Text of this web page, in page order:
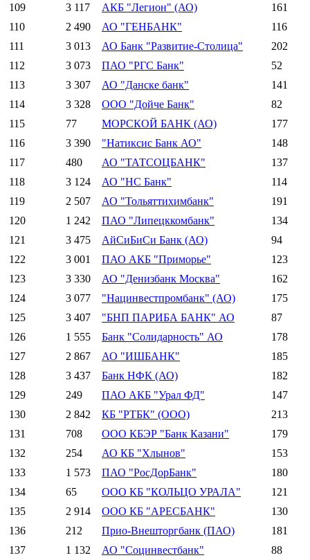
109 3 117 АКБ "Легион" (АО)
161
110
2 490 АО "ГЕНБАНК"
116
111
3 013 АО Банк "Развитие-Столица"
202
112
3 073 ПАО "РГС Банк"
52
113
3 307 АО "Данске банк"
141
114
3 328 ООО "Дойче Банк"
82
115
77 МОРСКОЙ БАНК (АО)
177
116
3 390 "Натиксис Банк АО"
148
117
480 АО "ТАТСОЦБАНК"
137
118
3 124 АО "НС Банк"
114
119
2 507 АО "Тольяттихимбанк"
191
120
1 242 ПАО "Липецккомбанк"
134
121
3 475 АйСиБиСи Банк (АО)
94
122
3 001 ПАО АКБ "Приморье"
123
123
3 330 АО "Денизбанк Москва"
162
124
3 077 "Нацинвестпромбанк" (АО)
175
125
3 407 "БНП ПАРИБА БАНК" АО
87
126
1 555 Банк "Солидарность" АО
178
127
2 867 АО "ИШБАНК"
185
128
3 437 Банк НФК (АО)
182
129
249 ПАО АКБ "Урал ФД"
147
130
2 842 КБ "РТБК" (ООО)
213
131
708 ООО КБЭР "Банк Казани"
179
132
254 АО КБ "Хлынов"
153
133
1 573 ПАО "РосДорБанк"
180
134
65 ООО КБ "КОЛЬЦО УРАЛА"
121
135
2 914 ООО КБ "АРЕСБАНК"
130
136
212 Прио-Внешторгбанк (ПАО)
181
137
1 132 АО "Социнвестбанк"
88